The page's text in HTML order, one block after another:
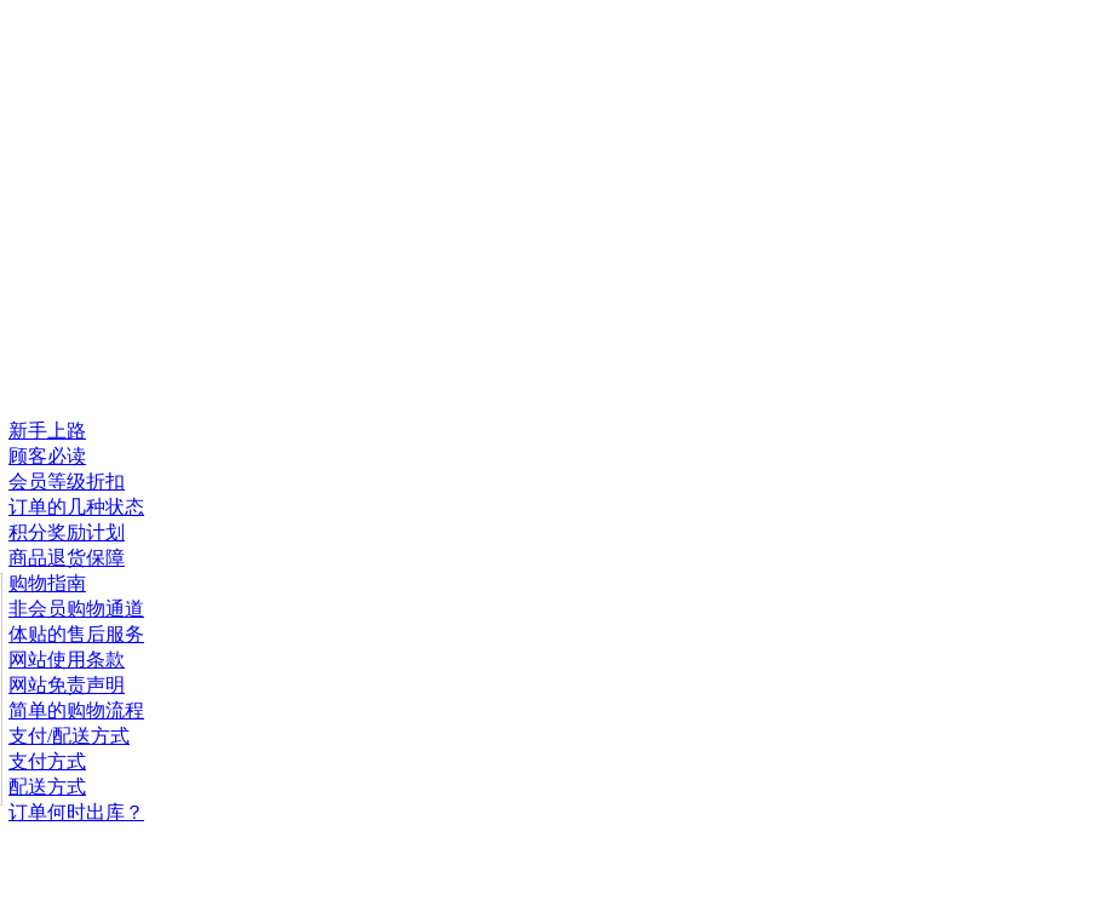
新手上路
顾客必读
会员等级折扣
订单的几种状态
积分奖励计划
商品退货保障
购物指南
非会员购物通道
体贴的售后服务
网站使用条款
网站免责声明
简单的购物流程
支付/配送方式
支付方式
配送方式
订单何时出库？